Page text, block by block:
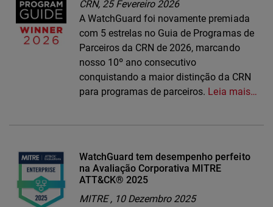
CRN, 25 Fevereiro 2026
A WatchGuard foi novamente premiada
com 5 estrelas no Guia de Programas de
Parceiros da CRN de 2026, marcando
nosso 10º ano consecutivo
conquistando a maior distinção da CRN
para programas de parceiros. Leia mais…
WatchGuard tem desempenho perfeito
na Avaliação Corporativa MITRE
ATT&CK® 2025
MITRE , 10 Dezembro 2025